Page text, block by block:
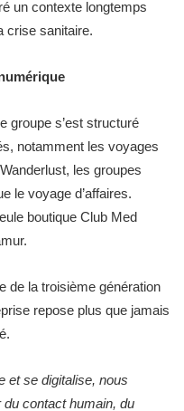
un contexte longtemps
crise sanitaire.
groupe s’est structuré
notamment les voyages
les groupes
le voyage d’affaires.
boutique Club Med
de la troisième génération
repose plus que jamais
et se digitalise, nous
contact humain, du